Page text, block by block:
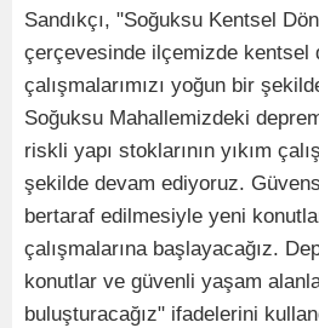
Sandıkçı, "Soğuksu Kentsel
çerçevesinde ilçemizde kentsel
çalışmalarımızı yoğun bir
Soğuksu Mahallemizdeki
riskli yapı stoklarının yıkım
şekilde devam ediyoruz.
bertaraf edilmesiyle yeni
çalışmalarına başlayacağız.
konutlar ve güvenli yaşam
buluşturacağız" ifadelerini